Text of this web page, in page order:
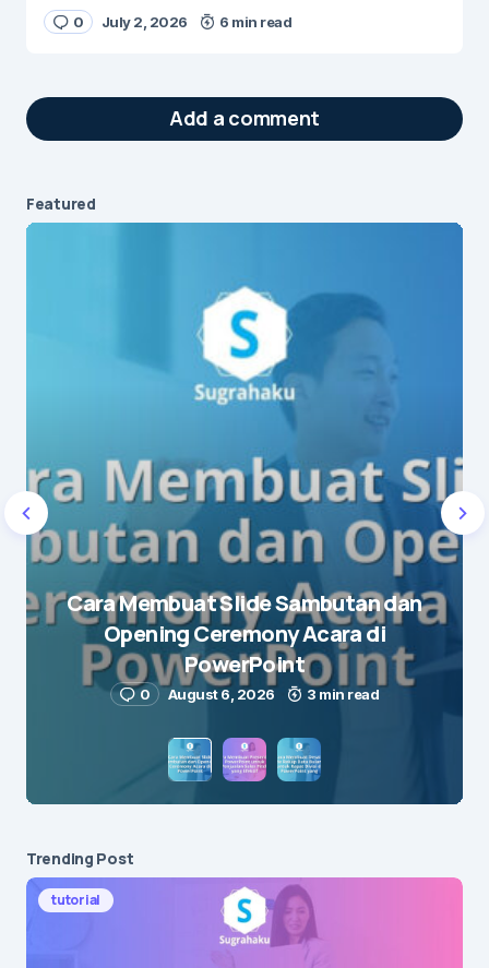
0 July 2, 2026 6 min read
Add a comment
Name*
E-mail*
next time I comment.
Submit Comment
Featured
Cara Membuat Slide Sambutan dan
Opening Ceremony Acara di
PowerPoint
0 August 6, 2026 3 min read
Trending Post
tutorial